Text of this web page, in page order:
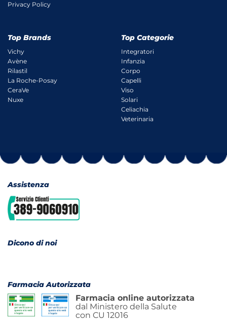
Privacy Policy
Top Brands
Vichy
Avène
Rilastil
La Roche-Posay
CeraVe
Nuxe
Top Categorie
Integratori
Infanzia
Corpo
Capelli
Viso
Solari
Celiachia
Veterinaria
Assistenza
Dicono di noi
Farmacia Autorizzata
Farmacia online autorizzata
dal Ministero della Salute
con CU 12016